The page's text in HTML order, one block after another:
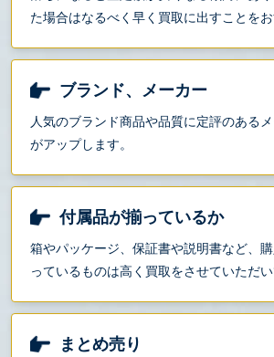
た場合はなるべく早く買取に出すことをお
ブランド、メーカー
人気のブランド商品や品質に定評のある
がアップします。
付属品が揃っているか
箱やパッケージ、保証書や説明書など、
っているものは高く買取をさせていただい
まとめ売り